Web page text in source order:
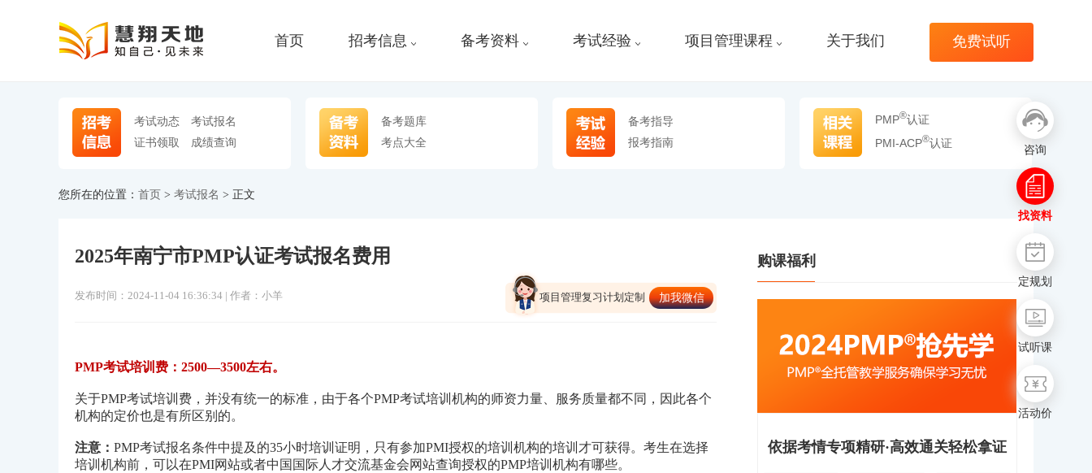
咨询
找资料
定规划
试听课
活动价
首页 招考信息 备考资料 考试经验 项目管理课程 关于我们 免费试听
考试动态
考试报名
证书领取
成绩查询
备考题库
考点大全
备考指导
报考指南
PMP®认证
PMI-ACP®认证
您所在的位置： 首页 > 考试报名 > 正文
2025年南宁市PMP认证考试报名费用
发布时间：2024-11-04 16:36:34 | 作者：小羊 项目管理复习计划定制 加我微信
PMP考试培训费：2500—3500左右。
关于PMP考试培训费，并没有统一的标准，由于各个PMP考试培训机构的师资力量、服务质量都不同，因此各个
机构的定价也是有所区别的。
注意： PMP考试报名条件中提及的35小时培训证明，只有参加PMI授权的培训机构的培训才可获得。考生在选择
培训机构前，可以在PMI网站或者中国国际人才交流基金会网站查询授权的PMP培训机构有哪些。
购课福利
依据考情专项精研·高效通关轻松拿证